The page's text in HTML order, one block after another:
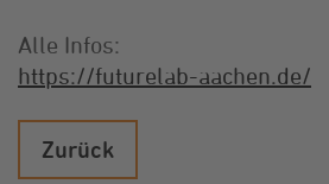
Alle Infos:
https://futurelab-aachen.de/
Zurück